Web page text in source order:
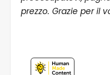
prezzo. Grazie per il